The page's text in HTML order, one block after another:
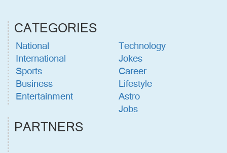
CATEGORIES
National
International
Sports
Business
Entertainment
Technology
Jokes
Career
Lifestyle
Astro
Jobs
PARTNERS